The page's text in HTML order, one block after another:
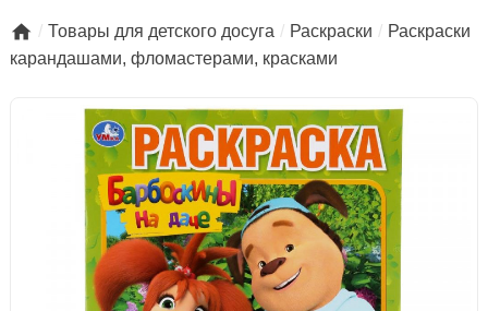
 Товары для детского досуга Раскраски
Раскраски
карандашами, фломастерами, красками